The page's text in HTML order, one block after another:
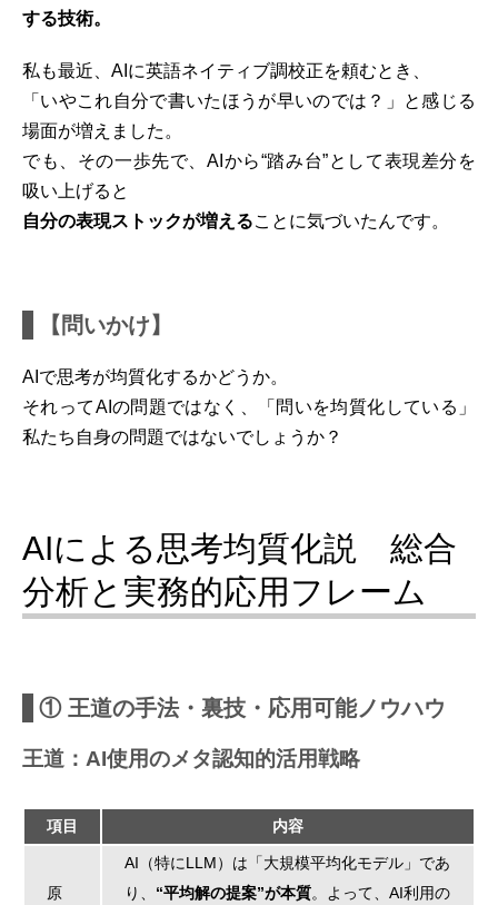
する技術。
私も最近、AIに英語ネイティブ調校正を頼むとき、
「いやこれ自分で書いたほうが早いのでは？」と感じる
場面が増えました。
でも、その一歩先で、AIから“踏み台”として表現差分を
吸い上げると
自分の表現ストックが増えることに気づいたんです。
【問いかけ】
AIで思考が均質化するかどうか。
それってAIの問題ではなく、「問いを均質化している」
私たち自身の問題ではないでしょうか？
AIによる思考均質化説 総合
分析と実務的応用フレーム
① 王道の手法・裏技・応用可能ノウハウ
王道：AI使用のメタ認知的活用戦略
項目 内容
原
AI（特にLLM）は「大規模平均化モデル」であ
り、 “平均解の提案”が本質。よって、AI利用の